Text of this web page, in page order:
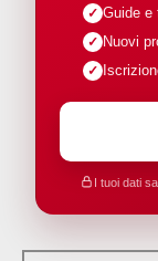
Guide e
Nuovi
I tuoi dati